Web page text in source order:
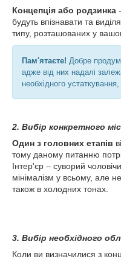
Концепція або родзинка
будуть впізнавати та
типу, розташованих у
Пам'ятаєте! Добре
адже від них надалі
необхідного устаткування,
2. Вибір конкретного
Один з головних етапів
тому даному питанню
Інтер'єр – суворий
мінімалізм у всьому, але
також в холодних тонах.
3. Вибір необхідного
Коли ви визначилися з